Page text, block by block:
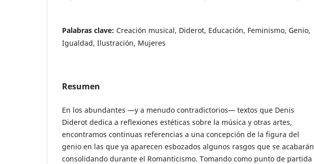
Palabras clave: Creación musical, Diderot, Educación, Feminismo, Genio,
Igualdad, Ilustración, Mujeres
Resumen
En los abundantes —y a menudo contradictorios— textos que Denis
Diderot dedica a reflexiones estéticas sobre la música y otras artes,
encontramos continuas referencias a una concepción de la figura del
genio en las que ya aparecen esbozados algunos rasgos que se acabarán
consolidando durante el Romanticismo. Tomando como punto de partida